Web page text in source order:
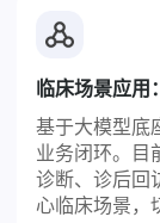
临床场景应用：
基于大模型底
业务闭环。目
诊断、诊后回
心临床场景，